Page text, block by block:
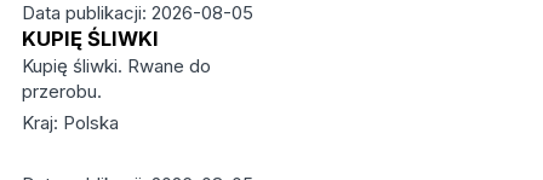
Data publikacji: 2026-08-05
KUPIĘ ŚLIWKI
Kupię śliwki. Rwane do
przerobu.
Kraj: Polska